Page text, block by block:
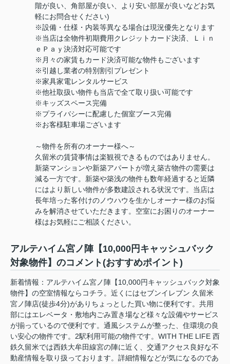
階が良い、角部屋が良い、より安い部屋が良いなどお気
軽にお問合せください)
※設備・仕様・内装等異なる場合は現況優先となります
※当店は全物件初期費用クレジットカード決済、Ｌｉｎ
ｅＰａｙ決済対応可能です
※月々の家賃もカード決済可能な物件もございます
※引越し業者の特別割引プレゼント
※家具家電レンタルサービス
※他社取扱い物件も当店で全て取り扱い可能です
※キッズスペース完備
※プライバシーに配慮した個室ブース完備
※お客様駐車場ございます
～物件を所有のオーナー様へ～
久留米の賃貸事情は楽観視できるものではありません。
新築マンションや新築アパートが増え築古物件の需要は
減る一方です。新築や築浅の物件も数年経過すると近隣
にはより新しい物件が多数建設される状況です。当店は
長年培った客付けのノウハウを生かしオーナー様のお悩
みを解消させていただきます。空室にお困りのオーナー
様はお気軽にご相談ください。
アルテハイム宮ノ陣【10,000円キャッシュバック
対象物件】のコメント(おすすめポイント)
新着情報：アルテハイム宮ノ陣【10,000円キャッシュバック対象
物件】の空室情報ならコチラ。近くにはセブンイレブン 久留米
宮ノ陣店(徒歩4分)がありちょっとした買い物に便利です。共用
部にはエレベータ・敷地内ごみ置き場など様々な設備やサービス
が揃っているので便利です。通風システムが整った、住環境の良
い安心の物件です。2駅利用可能の物件です。WITH THE LIFE 西
鉄久留米では西鉄大牟田線宮の陣に近く、交通アクセス良好な不
動産情報を取り扱っております。詳細情報などが気になるのであ